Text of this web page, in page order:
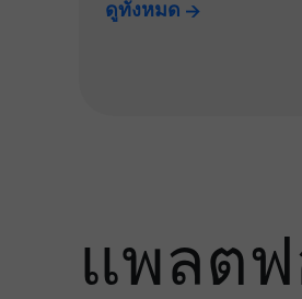
ดูทั้งหมด
แพลตฟ